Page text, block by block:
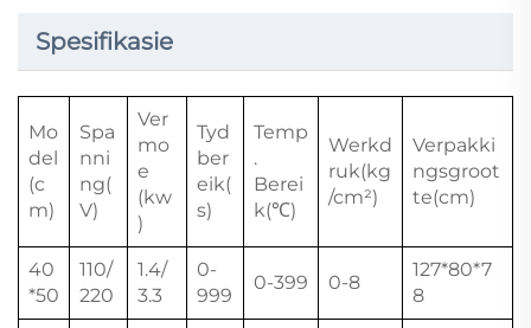
Spesifikasie
Mo
del
(c
m)
Spa
nni
ng(
V)
Ver
mo
e
(kw
)
Tyd
ber
eik(
s)
Temp
.
Berei
k(℃)
Werkd
ruk(kg
/cm²)
Verpakki
ngsgroot
te(cm)
40
*50
110/
220
1.4/
3.3
0-
999
0-399 0-8
127*80*7
8